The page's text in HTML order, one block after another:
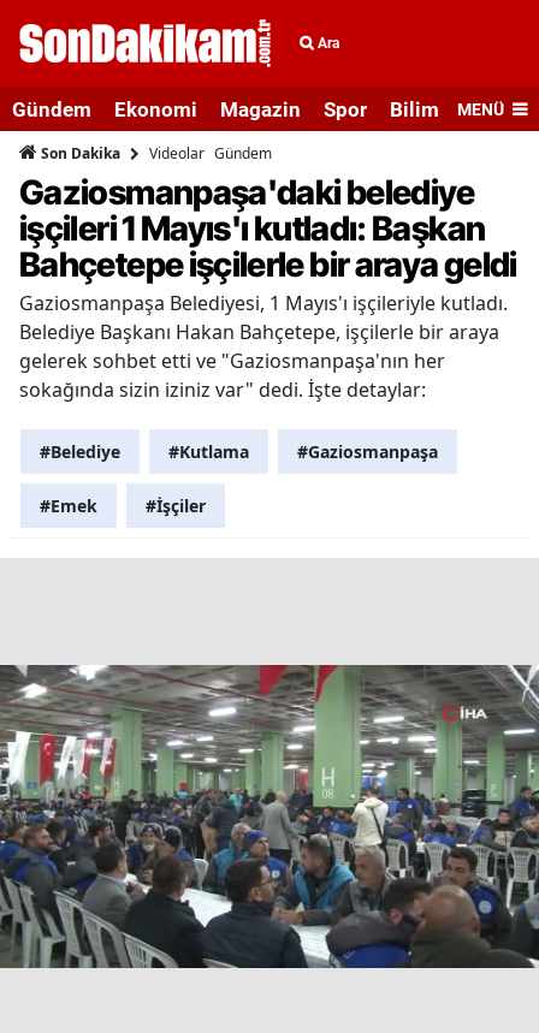
Ara
Gündem Ekonomi Magazin Spor Bilim veMENÜ
Son Dakika Videolar Gündem
Gaziosmanpaşa'daki belediye
işçileri 1 Mayıs'ı kutladı: Başkan
Bahçetepe işçilerle bir araya geldi
Gaziosmanpaşa Belediyesi, 1 Mayıs'ı işçileriyle kutladı.
Belediye Başkanı Hakan Bahçetepe, işçilerle bir araya
gelerek sohbet etti ve "Gaziosmanpaşa'nın her
sokağında sizin iziniz var" dedi. İşte detaylar:
#Belediye #Kutlama #Gaziosmanpaşa
#Emek #İşçiler